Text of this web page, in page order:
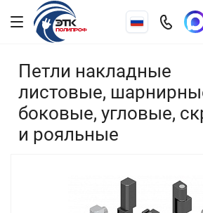
Петли накладные
листовые,
боковые, угловые,
и рояльные